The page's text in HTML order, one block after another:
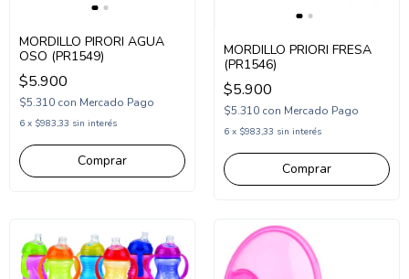
MORDILLO PIRORI AGUA
OSO (PR1549)
$5.900
$5.310 con Mercado Pago
6 x $983,33 sin interés
MORDILLO PRIORI FRESA
(PR1546)
$5.900
$5.310 con Mercado Pago
6 x $983,33 sin interés